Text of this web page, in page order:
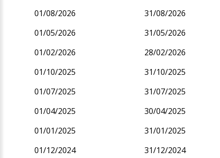
01/08/2026
31/08/2026
01/05/2026
31/05/2026
01/02/2026
28/02/2026
01/10/2025
31/10/2025
01/07/2025
31/07/2025
01/04/2025
30/04/2025
01/01/2025
31/01/2025
01/12/2024
31/12/2024